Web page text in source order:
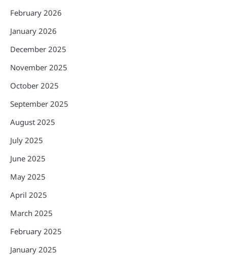
February 2026
January 2026
December 2025
November 2025
October 2025
September 2025
August 2025
July 2025
June 2025
May 2025
April 2025
March 2025
February 2025
January 2025